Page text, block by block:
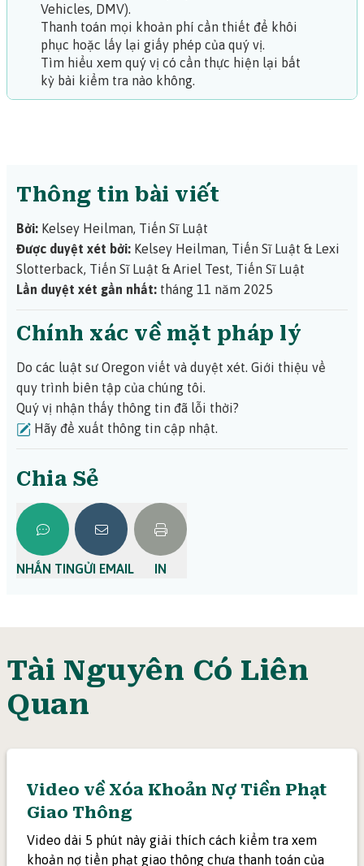
Vehicles, DMV).
Thanh toán mọi khoản phí cần thiết để khôi
phục hoặc lấy lại giấy phép của quý vị.
Tìm hiểu xem quý vị có cần thực hiện lại bất
kỳ bài kiểm tra nào không.
Thông tin bài viết
Bởi: Kelsey Heilman, Tiến Sĩ Luật
Được duyệt xét bởi: Kelsey Heilman, Tiến Sĩ Luật & Lexi
Slotterback, Tiến Sĩ Luật & Ariel Test, Tiến Sĩ Luật
Lần duyệt xét gần nhất: tháng 11 năm 2025
Chính xác về mặt pháp lý
Do các luật sư Oregon viết và duyệt xét. Giới thiệu về
quy trình biên tập của chúng tôi.
Quý vị nhận thấy thông tin đã lỗi thời?
Hãy đề xuất thông tin cập nhật.
Chia Sẻ
NHẮN TINGỬI EMAIL IN
Tài Nguyên Có Liên
Quan
Video về Xóa Khoản Nợ Tiền Phạt
Giao Thông
Video dài 5 phút này giải thích cách kiểm tra xem
khoản nợ tiền phạt giao thông chưa thanh toán của